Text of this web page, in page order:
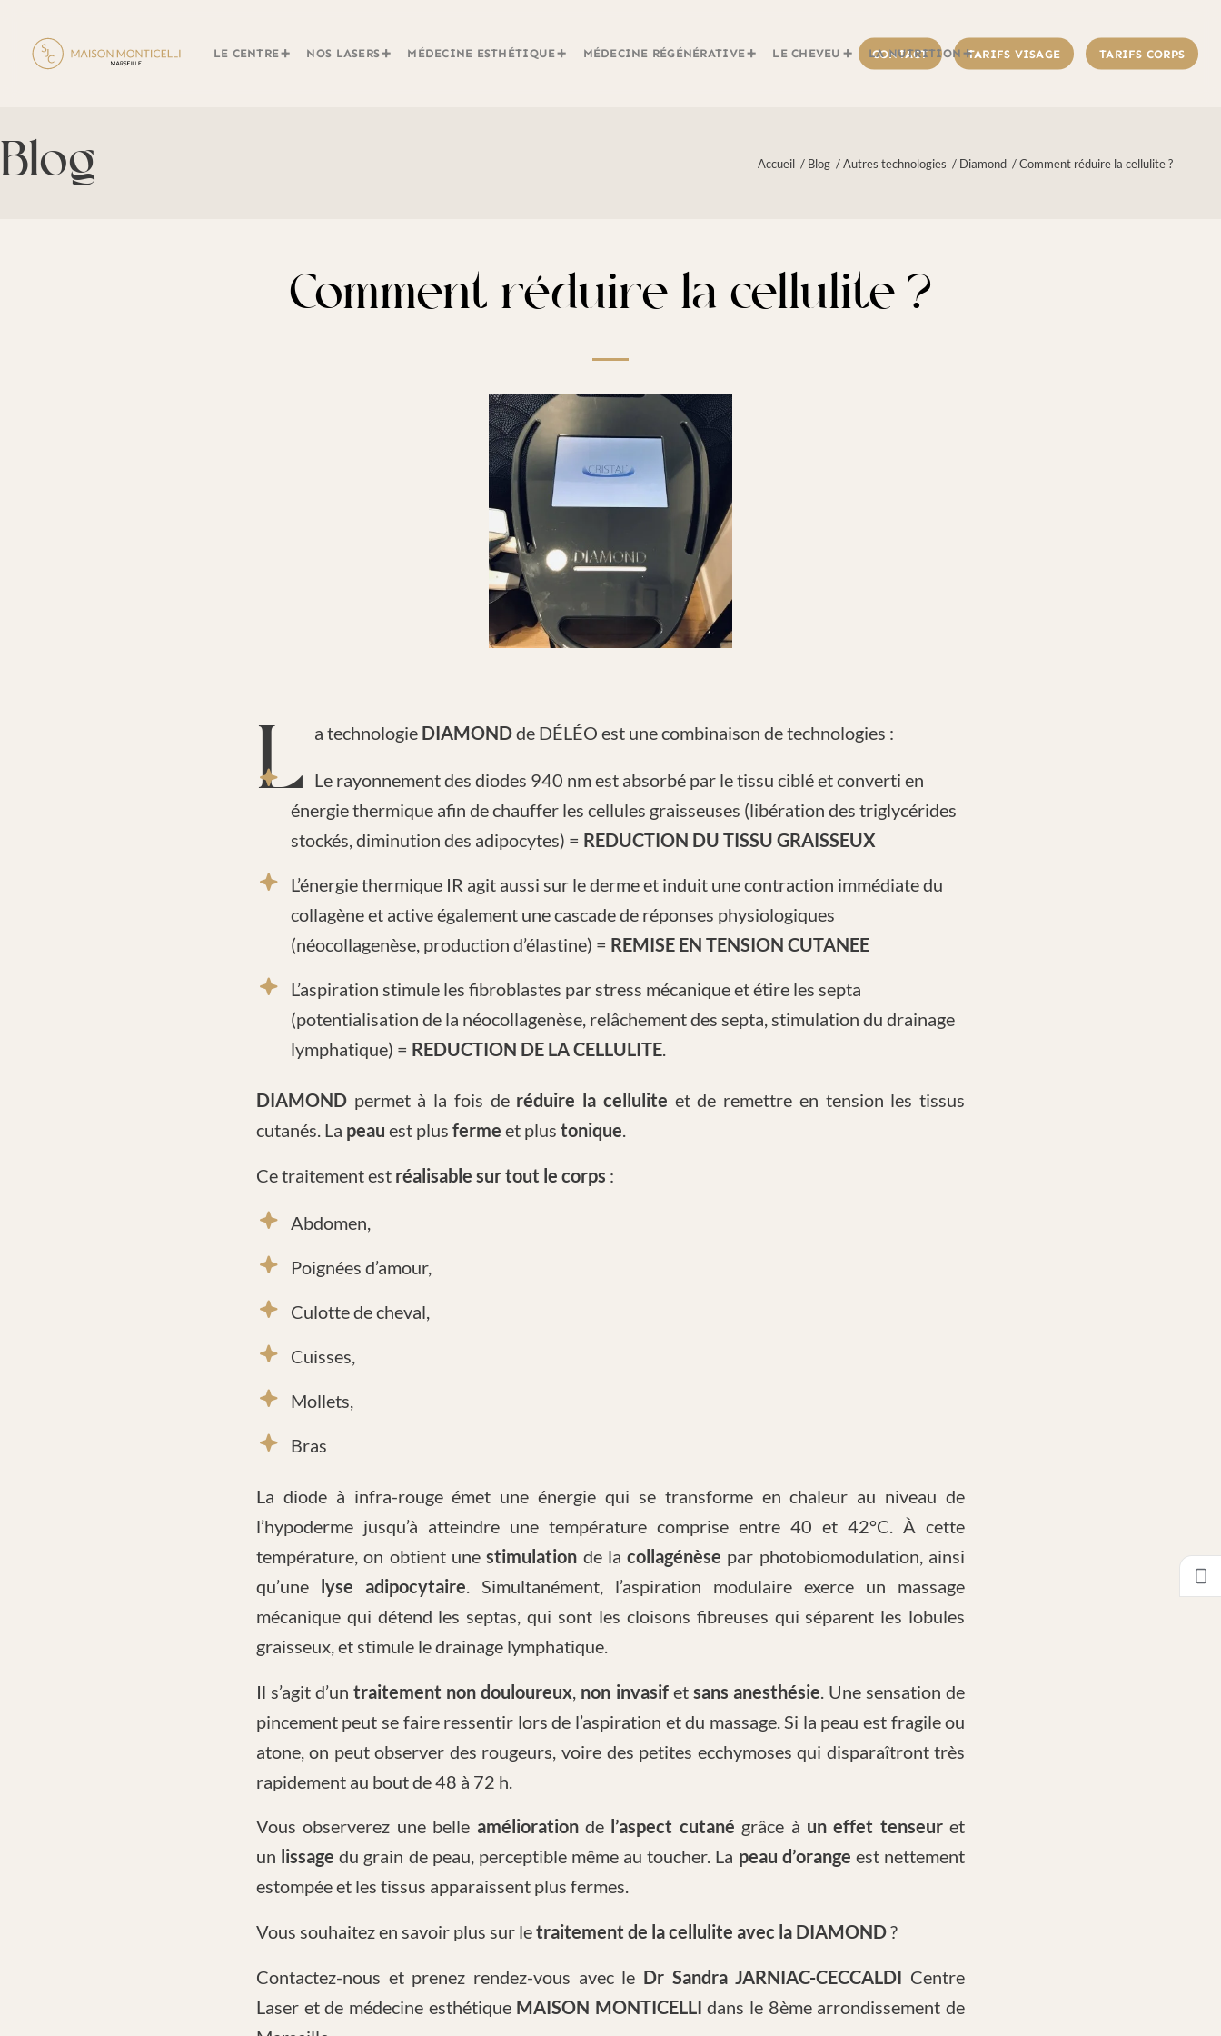
LE CENTRE NOS LASERS MÉDECINE ESTHÉTIQUE MÉDECINE RÉGÉNÉRATIVE LE CHEVEU LA NUTRITION
CONTACT TARIFS VISAGE TARIFS CORPS
Blog Accueil / Blog /Autres technologies / Diamond /Comment réduire la cellulite ?
Comment réduire la cellulite ?
La technologie DIAMONDde DÉLÉO est une combinaison de technologies :
Le rayonnement des diodes 940 nm est absorbé par le tissu ciblé et converti en
énergie thermique afin de chauffer les cellules graisseuses (libération des triglycérides
stockés, diminution des adipocytes) = REDUCTION DU TISSU GRAISSEUX
L’énergie thermique IR agit aussi sur le derme et induit une contraction immédiate du
collagène et active également une cascade de réponses physiologiques
(néocollagenèse, production d’élastine) = REMISE EN TENSION CUTANEE
L’aspiration stimule les fibroblastes par stress mécanique et étire les septa
(potentialisation de la néocollagenèse, relâchement des septa, stimulation du drainage
lymphatique) = REDUCTION DE LA CELLULITE.
DIAMOND permet à la fois de réduire la cellulite et de remettre en tension les tissus
cutanés. La peau est plus ferme et plus tonique.
Ce traitement est réalisable sur tout le corps :
Abdomen,
Poignées d’amour,
Culotte de cheval,
Cuisses,
Mollets,
Bras
La diode à infra-rouge émet une énergie qui se transforme en chaleur au niveau de
l’hypoderme jusqu’à atteindre une température comprise entre 40 et 42°C. À cette
température, on obtient unestimulation de lacollagénèse par photobiomodulation, ainsi
qu’une
lyse adipocytaire. Simultanément, l’aspiration modulaire exerce un massage
mécanique qui détend les septas, qui sont les cloisons fibreuses qui séparent les lobules
graisseux, et stimule le drainage lymphatique.
Il s’agit d’untraitement non douloureux, non invasifet sans anesthésie. Une sensation de
pincement peut se faire ressentir lors de l’aspiration et du massage. Si la peau est fragile ou
atone, on peut observer des rougeurs, voire des petites ecchymoses qui disparaîtront très
rapidement au bout de 48 à 72 h.
Vous observerez une belle amélioration de l’aspect cutané grâce à un effet tenseuret
un lissage du grain de peau, perceptible même au toucher. La peau d’orange est nettement
estompée et les tissus apparaissent plus fermes.
Vous souhaitez en savoir plus sur letraitement de la cellulite avec la DIAMOND?
Contactez-nous et prenez rendez-vous avec le Dr Sandra JARNIAC-CECCALDI Centre
Laser et de médecine esthétique MAISON MONTICELLI dans le 8ème arrondissement de